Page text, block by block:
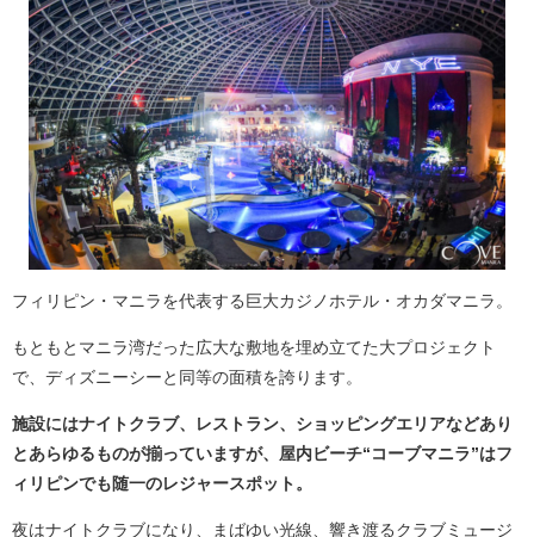
フィリピン・マニラを代表する巨大カジノホテル・オカダマニラ。
もともとマニラ湾だった広大な敷地を埋め立てた大プロジェクト
で、ディズニーシーと同等の面積を誇ります。
施設にはナイトクラブ、レストラン、ショッピングエリアなどあり
とあらゆるものが揃っていますが、屋内ビーチ“コーブマニラ”はフ
ィリピンでも随一のレジャースポット。
夜はナイトクラブになり、まばゆい光線、響き渡るクラブミュージ